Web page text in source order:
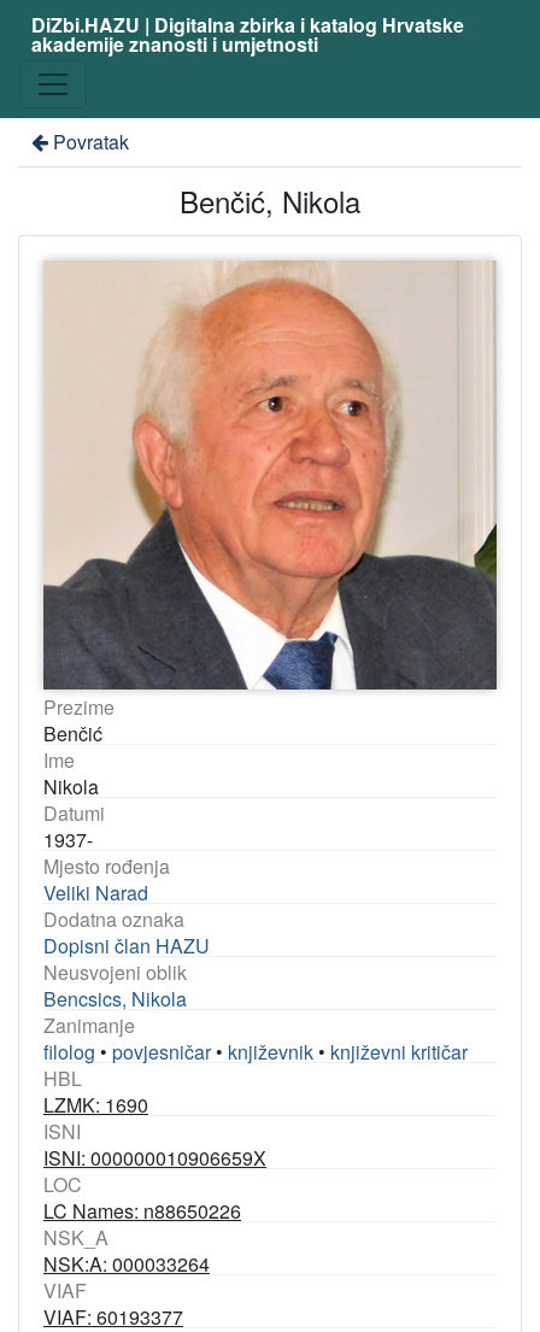
DiZbi.HAZU | Digitalna zbirka i katalog Hrvatske
akademije znanosti i umjetnosti
Povratak
Benčić, Nikola
Prezime
Benčić
Ime
Nikola
Datumi
1937-
Mjesto rođenja
Veliki Narad
Dodatna oznaka
Dopisni član HAZU
Neusvojeni oblik
Bencsics, Nikola
Zanimanje
filolog • povjesničar• književnik • književni kritičar
HBL
LZMK: 1690
ISNI
ISNI: 000000010906659X
LOC
LC Names: n88650226
NSK_A
NSK:A: 000033264
VIAF
VIAF: 60193377